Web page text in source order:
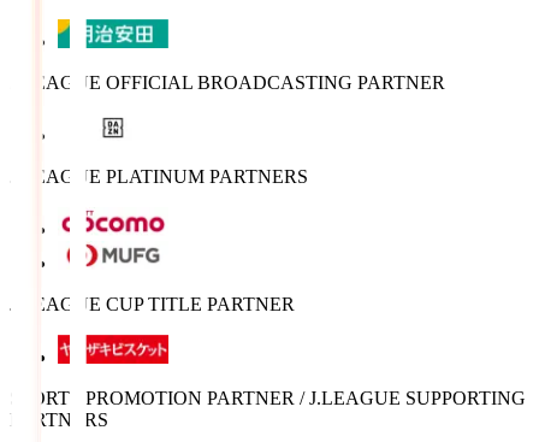
J.LEAGUE OFFICIAL BROADCASTING PARTNER
J.LEAGUE PLATINUM PARTNERS
J.LEAGUE CUP TITLE PARTNER
SPORTS PROMOTION PARTNER / J.LEAGUE SUPPORTING
PARTNERS